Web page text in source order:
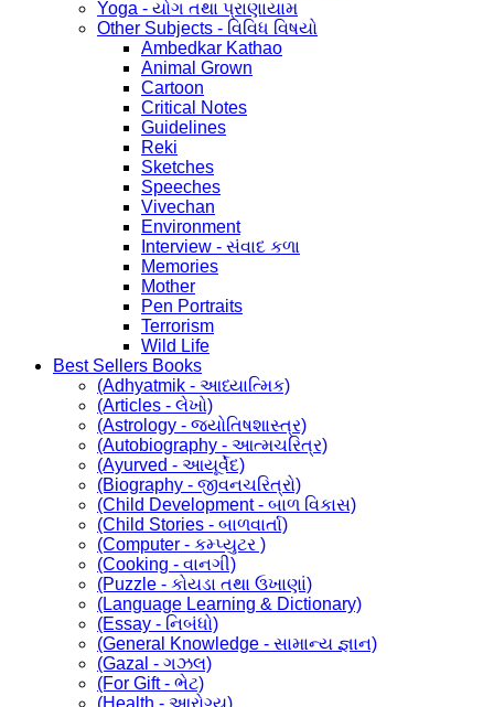
Yoga - યોગ તથા પ્રાણાયામ
Other Subjects - વિવિધ વિષયો
Ambedkar Kathao
Animal Grown
Cartoon
Critical Notes
Guidelines
Reki
Sketches
Speeches
Vivechan
Environment
Interview - સંવાદ કળા
Memories
Mother
Pen Portraits
Terrorism
Wild Life
Best Sellers Books
(Adhyatmik - આધ્યાત્મિક)
(Articles - લેખો)
(Astrology - જ્યોતિષશાસ્ત્ર)
(Autobiography - આત્મચરિત્ર)
(Ayurved - આયૂર્વેદ)
(Biography - જીવનચરિત્રો)
(Child Development - બાળ વિકાસ)
(Child Stories - બાળવાર્તા)
(Computer - કમ્પ્યુટર )
(Cooking - વાનગી)
(Puzzle - કોયડા તથા ઉખાણાં)
(Language Learning & Dictionary)
(Essay - નિબંધો)
(General Knowledge - સામાન્ય જ્ઞાન)
(Gazal - ગઝલ)
(For Gift - ભેટ)
(Health - આરોગ્ય)